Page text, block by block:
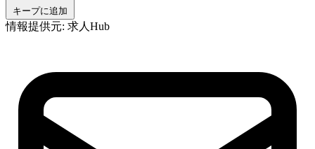
キープに追加
情報提供元: 求人Hub